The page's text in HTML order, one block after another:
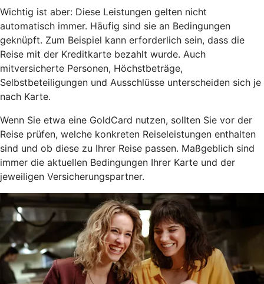
Wichtig ist aber: Diese Leistungen gelten nicht
automatisch immer. Häufig sind sie an Bedingungen
geknüpft. Zum Beispiel kann erforderlich sein, dass die
Reise mit der Kreditkarte bezahlt wurde. Auch
mitversicherte Personen, Höchstbeträge,
Selbstbeteiligungen und Ausschlüsse unterscheiden sich je
nach Karte.
Wenn Sie etwa eine GoldCard nutzen, sollten Sie vor der
Reise prüfen, welche konkreten Reiseleistungen enthalten
sind und ob diese zu Ihrer Reise passen. Maßgeblich sind
immer die aktuellen Bedingungen Ihrer Karte und der
jeweiligen Versicherungspartner.